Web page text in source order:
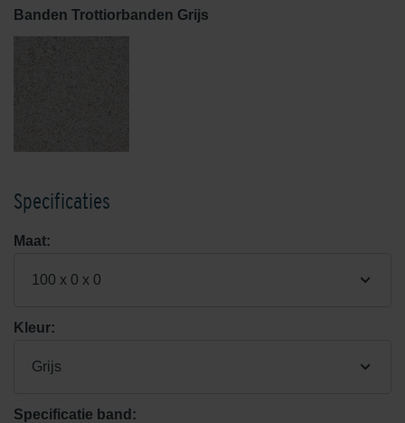
Banden Trottiorbanden Grijs
Specificaties
Maat:
100 x 0 x 0
Kleur:
Grijs
Specificatie band: